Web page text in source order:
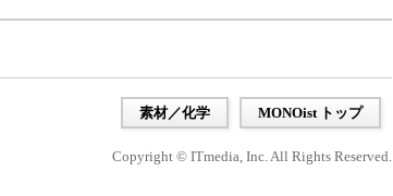
素材／化学 MONOist トップ
Copyright © ITmedia, Inc. All Rights Reserved.